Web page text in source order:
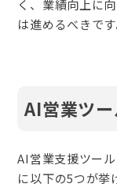
く、業績向上に
は進めるべきです
AI営業ツ
AI営業支援ツー
に以下の5つが挙